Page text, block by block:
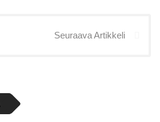
Seuraava Artikkeli